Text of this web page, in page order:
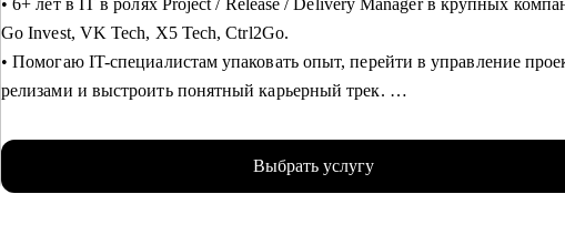
— Возвращение после карьерного перерыва
— Переход из госсектора в коммерческие компании
• 6+ лет в IT в ролях Project / Release / Delivery Manager в крупных
Go Invest, VK Tech, X5 Tech, Ctrl2Go.
• Помогаю IT-специалистам упаковать опыт, перейти в управление
релизами и выстроить понятный карьерный трек.
• 2024 — ITSM. Основы управления ИТ-услугами
• 2023 — «Поколение Python: курс для продвинутых»
Выбрать услугу